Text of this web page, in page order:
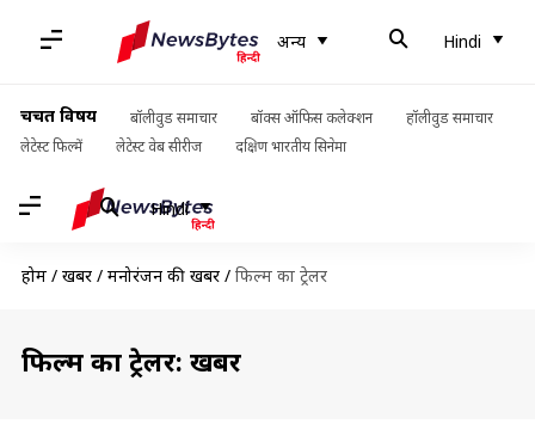
अन्य Hindi
चर्चित विषय बॉलीवुड समाचार बॉक्स ऑफिस कलेक्शन
हॉलीवुड समाचार
लेटेस्ट फिल्में
लेटेस्ट वेब सीरीज दक्षिण भारतीय सिनेमा
Hindi
होम / खबरें / मनोरंजन की खबरें / फिल्म का ट्रेलर
फिल्म का ट्रेलर: खबरें